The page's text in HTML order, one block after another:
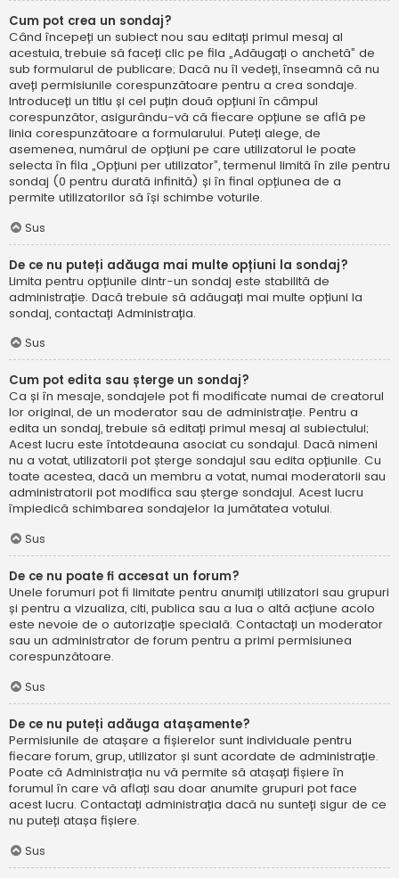
Cum pot crea un sondaj?
Când începeți un subiect nou sau editați primul mesaj al
acestuia, trebuie să faceți clic pe fila „Adăugați o anchetă” de
sub formularul de publicare; Dacă nu îl vedeți, înseamnă că nu
aveți permisiunile corespunzătoare pentru a crea sondaje.
Introduceți un titlu și cel puțin două opțiuni în câmpul
corespunzător, asigurându-vă că fiecare opțiune se află pe
linia corespunzătoare a formularului. Puteți alege, de
asemenea, numărul de opțiuni pe care utilizatorul le poate
selecta în fila „Opțiuni per utilizator”, termenul limită în zile pentru
sondaj (0 pentru durată infinită) și în final opțiunea de a
permite utilizatorilor să își schimbe voturile.
Sus
De ce nu puteți adăuga mai multe opțiuni la sondaj?
Limita pentru opțiunile dintr-un sondaj este stabilită de
administrație. Dacă trebuie să adăugați mai multe opțiuni la
sondaj, contactați Administrația.
Sus
Cum pot edita sau șterge un sondaj?
Ca și în mesaje, sondajele pot fi modificate numai de creatorul
lor original, de un moderator sau de administrație. Pentru a
edita un sondaj, trebuie să editați primul mesaj al subiectului;
Acest lucru este întotdeauna asociat cu sondajul. Dacă nimeni
nu a votat, utilizatorii pot șterge sondajul sau edita opțiunile. Cu
toate acestea, dacă un membru a votat, numai moderatorii sau
administratorii pot modifica sau șterge sondajul. Acest lucru
împiedică schimbarea sondajelor la jumătatea votului.
Sus
De ce nu poate fi accesat un forum?
Unele forumuri pot fi limitate pentru anumiți utilizatori sau grupuri
și pentru a vizualiza, citi, publica sau a lua o altă acțiune acolo
este nevoie de o autorizație specială. Contactați un moderator
sau un administrator de forum pentru a primi permisiunea
corespunzătoare.
Sus
De ce nu puteți adăuga atașamente?
Permisiunile de atașare a fișierelor sunt individuale pentru
fiecare forum, grup, utilizator și sunt acordate de administrație.
Poate că Administrația nu vă permite să atașați fișiere în
forumul în care vă aflați sau doar anumite grupuri pot face
acest lucru. Contactați administrația dacă nu sunteți sigur de ce
nu puteți atașa fișiere.
Sus